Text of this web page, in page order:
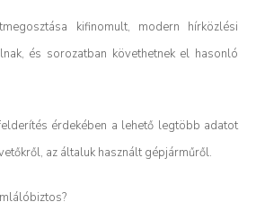
kifinomult, modern hírközlési
és sorozatban követhetnek el hasonló
érdekében a lehető legtöbb adatot
az általuk használt gépjárműről.